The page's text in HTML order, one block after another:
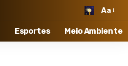
Aa
Esportes Meio Ambiente